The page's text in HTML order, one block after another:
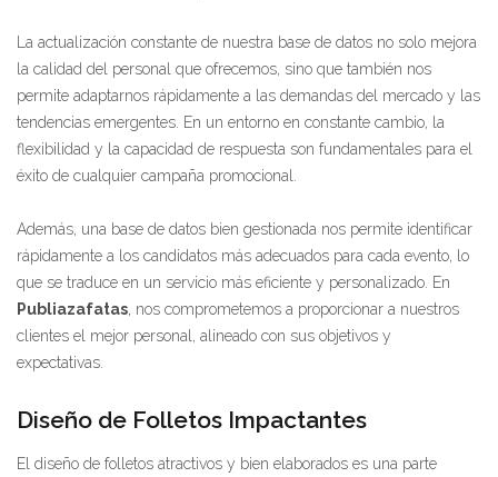
La actualización constante de nuestra base de datos no solo mejora
la calidad del personal que ofrecemos, sino que también nos
permite adaptarnos rápidamente a las demandas del mercado y las
tendencias emergentes. En un entorno en constante cambio, la
flexibilidad y la capacidad de respuesta son fundamentales para el
éxito de cualquier campaña promocional.
Además, una base de datos bien gestionada nos permite identificar
rápidamente a los candidatos más adecuados para cada evento, lo
que se traduce en un servicio más eficiente y personalizado. En
Publiazafatas, nos comprometemos a proporcionar a nuestros
clientes el mejor personal, alineado con sus objetivos y
expectativas.
Diseño de Folletos Impactantes
El diseño de folletos atractivos y bien elaborados es una parte